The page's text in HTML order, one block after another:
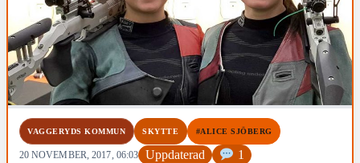
VAGGERYDS KOMMUN SKYTTE #ALICE SJÖBERG
20 NOVEMBER, 2017, 06:03 Uppdaterad 1